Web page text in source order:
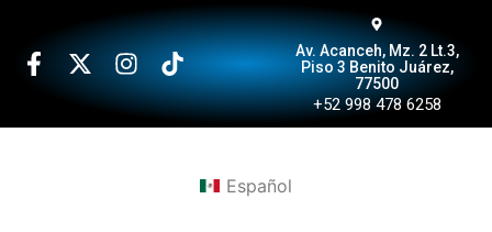
Av. Acanceh, Mz. 2 Lt.3,
Piso 3 Benito Juárez,
77500
+52 998 478 6258
Español